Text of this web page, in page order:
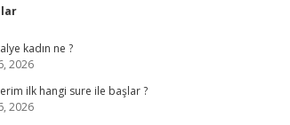
kadın ne ?
2026
ilk hangi sure ile başlar ?
2026